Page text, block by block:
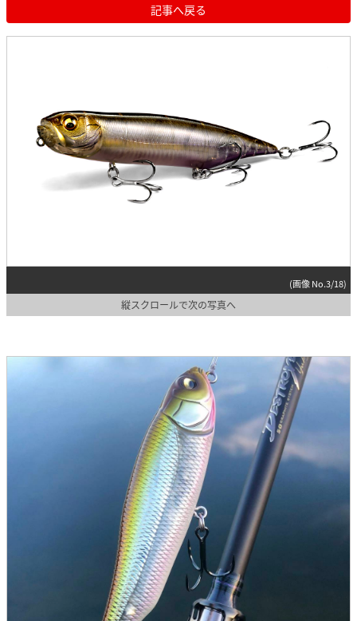
記事へ戻る
(画像 No.3/18)
縦スクロールで次の写真へ